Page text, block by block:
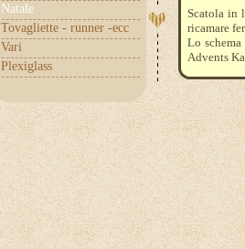
Natale
Tovagliette - runner -ecc
Vari
Plexiglass
Scatola in
ricamare
Lo
Advents
qualche